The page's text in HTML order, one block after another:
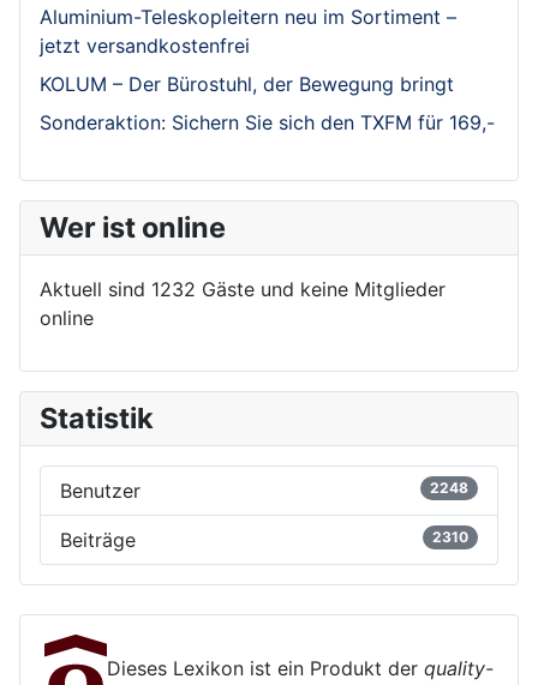
Aluminium-Teleskopleitern neu im Sortiment –
jetzt versandkostenfrei
KOLUM – Der Bürostuhl, der Bewegung bringt
Sonderaktion: Sichern Sie sich den TXFM für 169,-
Wer ist online
Aktuell sind 1232 Gäste und keine Mitglieder
online
Statistik
Benutzer 2248
Beiträge 2310
Dieses Lexikon ist ein Produkt der quality-